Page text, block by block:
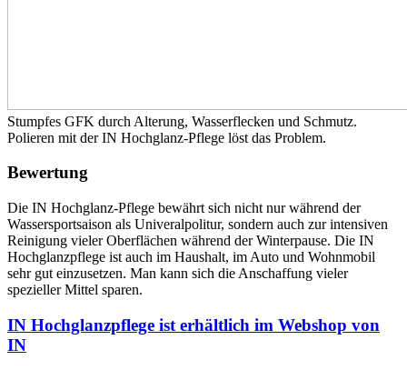
Stumpfes GFK durch Alterung, Wasserflecken und Schmutz.
Polieren mit der IN Hochglanz-Pflege löst das Problem.
Bewertung
Die IN Hochglanz-Pflege bewährt sich nicht nur während der
Wassersportsaison als Univeralpolitur, sondern auch zur intensiven
Reinigung vieler Oberflächen während der Winterpause. Die IN
Hochglanzpflege ist auch im Haushalt, im Auto und Wohnmobil
sehr gut einzusetzen. Man kann sich die Anschaffung vieler
spezieller Mittel sparen.
IN Hochglanzpflege ist erhältlich im Webshop von
IN